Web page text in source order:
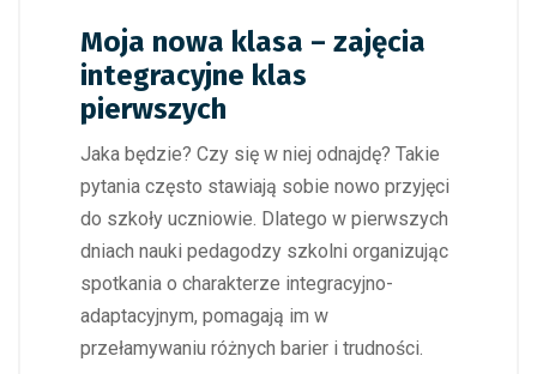
Moja nowa klasa – zajęcia
integracyjne klas
pierwszych
Jaka będzie? Czy się w niej odnajdę? Takie
pytania często stawiają sobie nowo przyjęci
do szkoły uczniowie. Dlatego w pierwszych
dniach nauki pedagodzy szkolni organizując
spotkania o charakterze integracyjno-
adaptacyjnym, pomagają im w
przełamywaniu różnych barier i trudności.